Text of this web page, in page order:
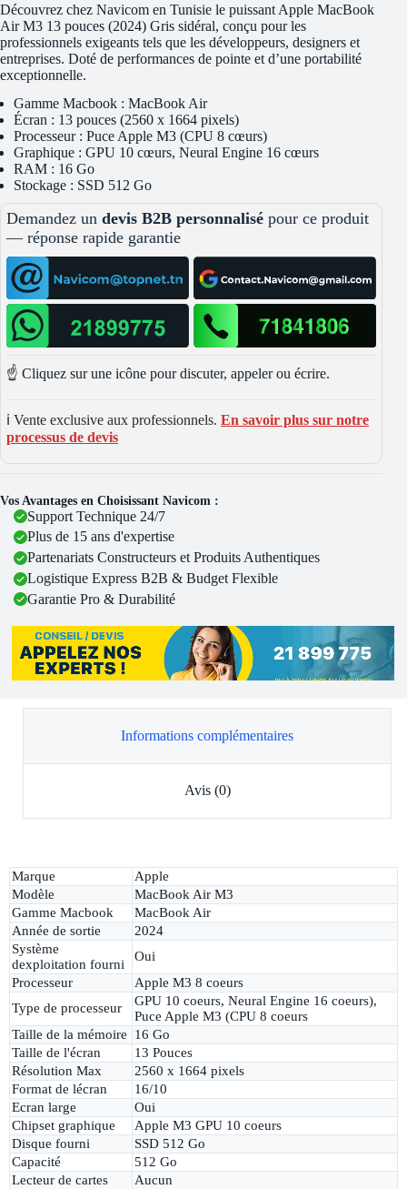
Découvrez chez Navicom en Tunisie le puissant Apple MacBook
Air M3 13 pouces (2024) Gris sidéral, conçu pour les
professionnels exigeants tels que les développeurs, designers et
entreprises. Doté de performances de pointe et d’une portabilité
exceptionnelle.
Gamme Macbook : MacBook Air
Écran : 13 pouces (2560 x 1664 pixels)
Processeur : Puce Apple M3 (CPU 8 cœurs)
Graphique : GPU 10 cœurs, Neural Engine 16 cœurs
RAM : 16 Go
Stockage : SSD 512 Go
Demandez un devis B2B personnalisé pour ce produit
— réponse rapide garantie
☝️ Cliquez sur une icône pour discuter, appeler ou écrire.
ℹ️ Vente exclusive aux professionnels. En savoir plus sur notre
processus de devis
Vos Avantages en Choisissant Navicom :
Support Technique 24/7
Plus de 15 ans d'expertise
Partenariats Constructeurs et Produits Authentiques
Logistique Express B2B & Budget Flexible
Garantie Pro & Durabilité
Informations complémentaires
Avis (0)
Marque
Apple
Modèle
MacBook Air M3
Gamme Macbook
MacBook Air
Année de sortie
2024
Système
dexploitation fourni
Oui
Processeur
Apple M3 8 coeurs
Type de processeur
GPU 10 coeurs, Neural Engine 16 coeurs),
Puce Apple M3 (CPU 8 coeurs
Taille de la mémoire
16 Go
Taille de l'écran
13 Pouces
Résolution Max
2560 x 1664 pixels
Format de lécran
16/10
Ecran large
Oui
Chipset graphique
Apple M3 GPU 10 coeurs
Disque fourni
SSD 512 Go
Capacité
512 Go
Lecteur de cartes
Aucun